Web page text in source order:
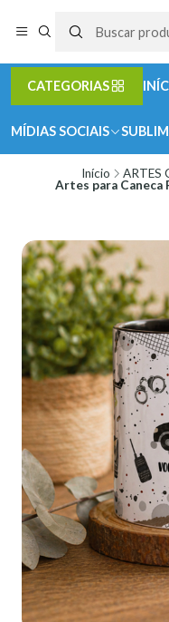
CATEGORIAS
MÍDIAS SOCIAIS
Início ARTES
Artes para Caneca